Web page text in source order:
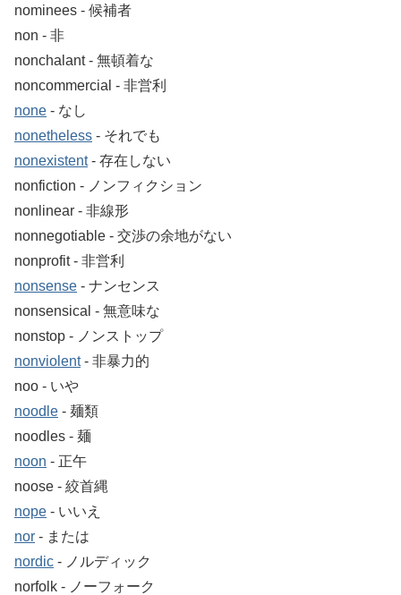
nominees ‐ 候補者
non ‐ 非
nonchalant ‐ 無頓着な
noncommercial ‐ 非営利
none ‐ なし
nonetheless ‐ それでも
nonexistent‐ 存在しない
nonfiction ‐ ノンフィクション
nonlinear ‐ 非線形
nonnegotiable ‐ 交渉の余地がない
nonprofit ‐ 非営利
nonsense ‐ ナンセンス
nonsensical ‐ 無意味な
nonstop ‐ ノンストップ
nonviolent‐ 非暴力的
noo ‐ いや
noodle ‐ 麺類
noodles ‐ 麺
noon ‐ 正午
noose ‐ 絞首縄
nope ‐ いいえ
nor ‐ または
nordic ‐ ノルディック
norfolk ‐ ノーフォーク